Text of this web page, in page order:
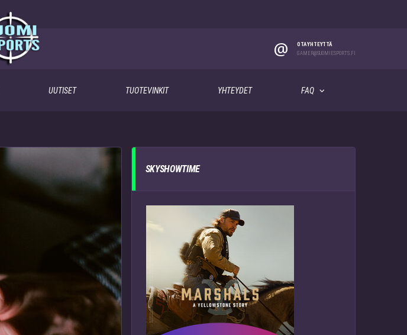
@
OTA YHTEYTTÄ
GAMER@SUOMIESPORTS.FI
UUTISET TUOTEVINKIT YHTEYDET FAQ
SKYSHOWTIME